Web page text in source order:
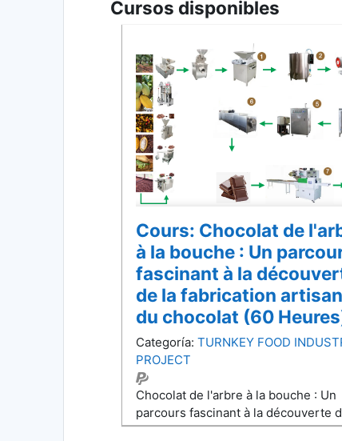
Cursos disponibles
Cours: Chocolat de
à la bouche : Un
fascinant à la
de la fabrication
du chocolat (60
Categoría:TURNKEY FOOD
PROJECT
Chocolat de l'arbre à la bouche : Un
parcours fascinant à la découverte
fabrication artisanale du chocolat